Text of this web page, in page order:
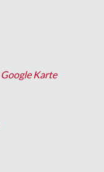
Google Karte